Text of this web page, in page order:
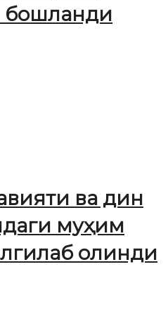
бошланди
ва дин
муҳим
олинди